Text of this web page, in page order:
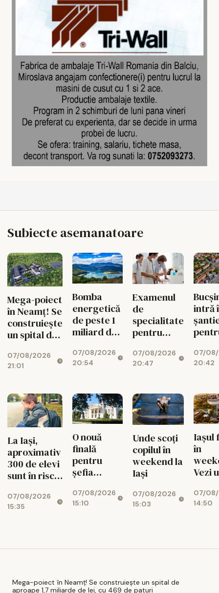
Subiecte asemanatoare
Mega-poiect
în Neamț! Se
construiește
un spital de
miliarde de
lei, cu 469
07/08/2026
21:01
Bomba
energetică
de peste 1
miliard de
Bicaz! Un
munte va
centrală
uriașă de
340 MW
07/08/2026
20:54
Examenul
de
specialitate
pentru
schimbă
radical din
07/08/2026
20:47
intră
07/
20:42
La Iași,
aproximativ
300 de elevi
sunt în risc
07/08/2026
15:35
O nouă
finală
pentru
șefia
Au rămas
doi
07/08/2026
15:10
Unde scoți
copilul în
weekend la
Iași
07/08/2026
15:03
Iașul
în
Vezi
ieși
9
07/
14:50
Mega-poiect în Neamț! Se construiește un spital de
aproape 1,7 miliarde de lei, cu 469 de paturi